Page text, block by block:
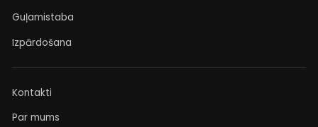
Guļamistaba
Izpārdošana
Kontakti
Par mums